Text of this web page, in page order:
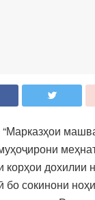
корҳои
бо сокинони